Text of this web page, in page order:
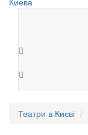
Театри в Києві